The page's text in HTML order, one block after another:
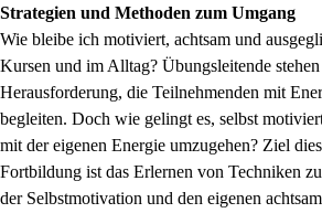
Strategien und Methoden zum Umgang
Wie bleibe ich motiviert, achtsam und
Kursen und im Alltag? Übungsleitende
Herausforderung, die Teilnehmenden mit
begleiten. Doch wie gelingt es, selbst
mit der eigenen Energie umzugehen? Ziel
Fortbildung ist das Erlernen von Techniken
der Selbstmotivation und den eigenen